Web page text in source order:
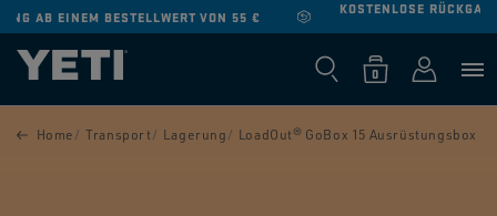
DIREKT ZUM
INHALT
KOSTENLOSE RÜCKGABE BEI ALLEN BESTELLUNGEN:WEITERE
INFORMATIONEN
Warenkorb
0
Produkte
Einloggen
Home Transport Lagerung LoadOut® GoBox 15 Ausrüstungsbox